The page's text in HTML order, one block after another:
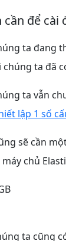
để cài
ta đang
chúng ta đã
ta vẫn
lập 1 số
sẽ cần
chủ
ta cũng